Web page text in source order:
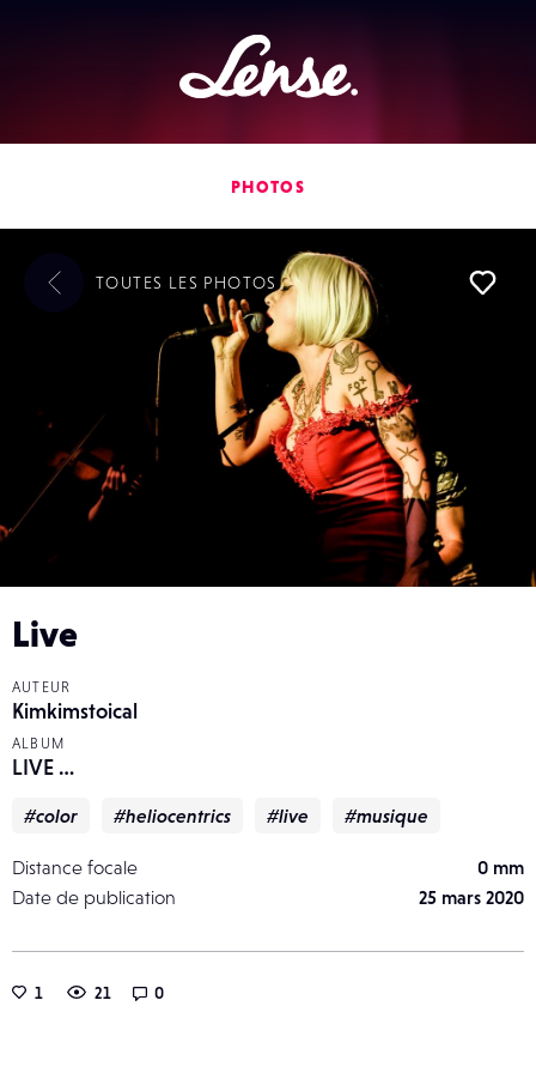
Lense
PHOTOS
Live
AUTEUR
Kimkimstoical
ALBUM
LIVE …
#color #heliocentrics #live #musique
Distance focale
0 mm
Date de publication
25 mars 2020
1 21 0
TOUTES LES PHOTOS